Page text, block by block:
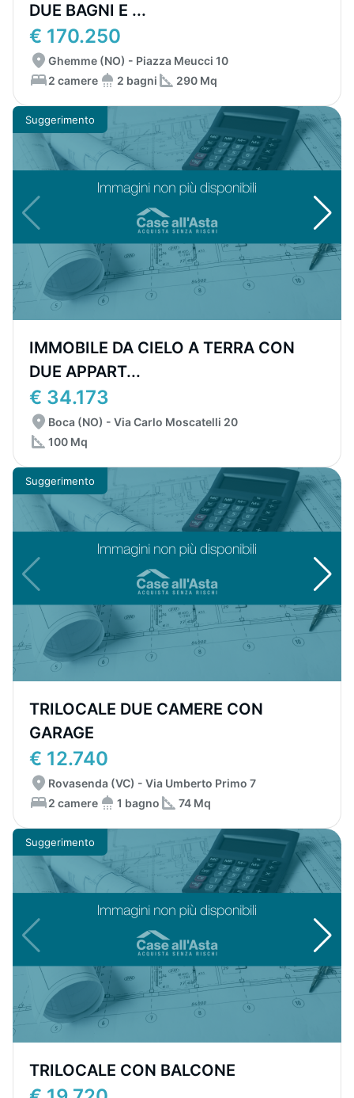
DUE BAGNI E ...
€ 170.250
Ghemme (NO) - Piazza Meucci 10
2 camere
2 bagni 290 Mq
Suggerimento
IMMOBILE DA CIELO A TERRA CON
DUE APPART...
€ 34.173
Boca (NO) - Via Carlo Moscatelli 20
100 Mq
Suggerimento
TRILOCALE DUE CAMERE CON
GARAGE
€ 12.740
Rovasenda (VC) - Via Umberto Primo 7
2 camere
1 bagno 74 Mq
Suggerimento
TRILOCALE CON BALCONE